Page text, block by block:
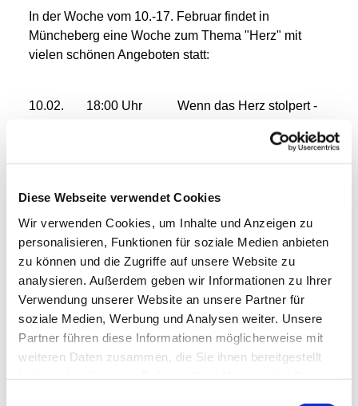
Diese Webseite verwendet Cookies
Wir verwenden Cookies, um Inhalte und Anzeigen zu
personalisieren, Funktionen für soziale Medien anbieten
zu können und die Zugriffe auf unsere Website zu
analysieren. Außerdem geben wir Informationen zu Ihrer
Verwendung unserer Website an unsere Partner für
soziale Medien, Werbung und Analysen weiter. Unsere
Partner führen diese Informationen möglicherweise mit
weiteren Daten zusammen, die Sie ihnen bereitgestellt
In der Woche vom 10.-17. Februar findet in
Müncheberg eine Woche zum Thema "Herz" mit
vielen schönen Angeboten statt:
10.02. 18:00 Uhr Wenn das Herz stolpert -
Herzrhythmusstörungen
11.02. 19:00 Uhr Oasengruppe für Frauen
12.02. 8-16 Uhr Erste Hilfe - Kurs
Johanniter (nur mit Anmeldung)
18:00 Uhr Kommunikation mit Herz mit
www.flausenzauberei.de
13.02. 15:30 Uhr Verschenken mit Herz-
Kleider-Tausch-Verschenkeparty - Anmeldung